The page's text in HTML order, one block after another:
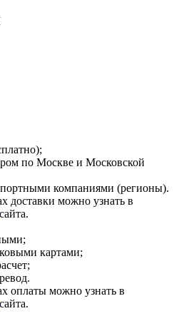
по Москве и Московской
компаниями (регионы).
доставки можно узнать в
сайта.
картами;
оплаты можно узнать в
сайта.